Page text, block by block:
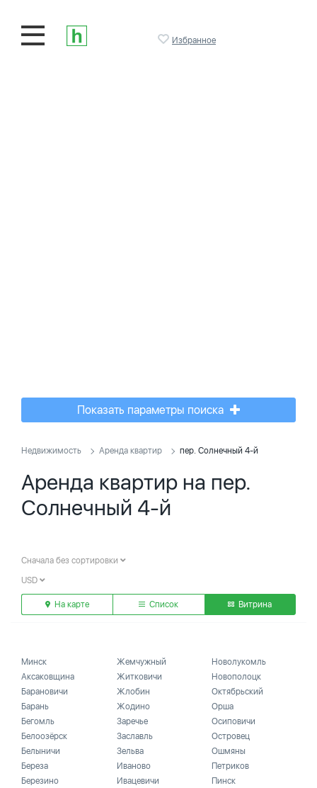
Избранное
Показать параметры поиска
Недвижимость Аренда квартир пер. Солнечный 4-й
Аренда квартир на пер.
Солнечный 4-й
Сначала без сортировки
USD
На карте Список Витрина
Минск
Аксаковщина
Барановичи
Барань
Бегомль
Белоозёрск
Белыничи
Береза
Березино
Жемчужный
Житковичи
Жлобин
Жодино
Заречье
Заславль
Зельва
Иваново
Ивацевичи
Новолукомль
Новополоцк
Октябрьский
Орша
Осиповичи
Островец
Ошмяны
Петриков
Пинск